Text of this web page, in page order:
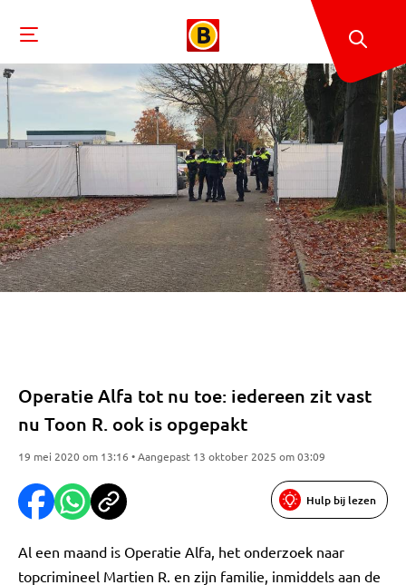
Operatie Alfa tot nu toe: iedereen zit vast
nu Toon R. ook is opgepakt
19 mei 2020 om 13:16 • Aangepast 13 oktober 2025 om 03:09
Hulp bij lezen
Al een maand is Operatie Alfa, het onderzoek naar
topcrimineel Martien R. en zijn familie, inmiddels aan de